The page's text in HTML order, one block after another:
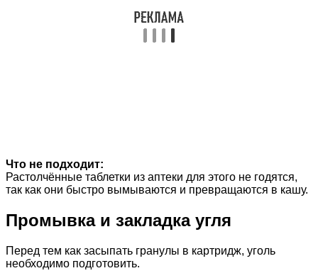
Что не подходит:
Растолчённые таблетки из аптеки для этого не годятся,
так как они быстро вымываются и превращаются в кашу.
Промывка и закладка угля
Перед тем как засыпать гранулы в картридж, уголь
необходимо подготовить.